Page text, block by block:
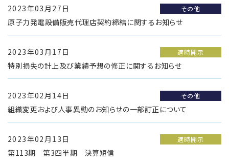
2023年03月27日 その他
原子力発電設備販売代理店契約締結に関するお知らせ
2023年03月17日 適時開示
特別損失の計上及び業績予想の修正に関するお知らせ
2023年02月14日 その他
組織変更および人事異動のお知らせの一部訂正について
2023年02月13日 適時開示
第113期 第3四半期 決算短信